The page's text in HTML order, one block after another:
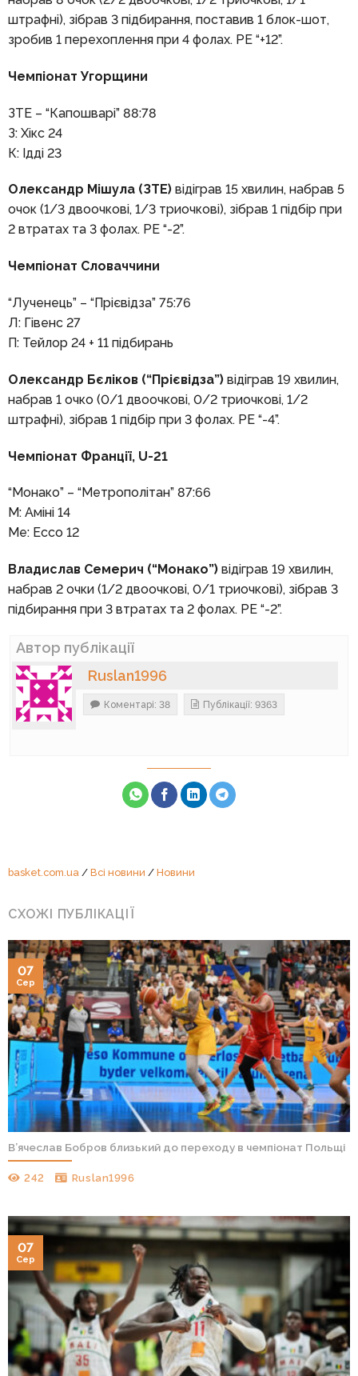
штрафні), зібрав 3 підбирання, поставив 1 блок-шот,
зробив 1 перехоплення при 4 фолах. РЕ “+12”.
Чемпіонат Угорщини
ЗТЕ – “Капошварі” 88:78
З: Хікс 24
К: Ідді 23
Олександр Мішула (ЗТЕ)відіграв 15 хвилин, набрав 5
очок (1/3 двоочкові, 1/3 триочкові), зібрав 1 підбір при
2 втратах та 3 фолах. РЕ “-2”.
Чемпіонат Словаччини
“Лученець” – “Прієвідза” 75:76
Л: Гівенс 27
П: Тейлор 24 + 11 підбирань
Олександр Бєліков (“Прієвідза”)відіграв 19 хвилин,
набрав 1 очко (0/1 двоочкові, 0/2 триочкові, 1/2
штрафні), зібрав 1 підбір при 3 фолах. РЕ “-4”.
Чемпіонат Франції, U-21
“Монако” – “Метрополітан” 87:66
М: Аміні 14
Ме: Ессо 12
Владислав Семерич (“Монако”)відіграв 19 хвилин,
набрав 2 очки (1/2 двоочкові, 0/1 триочкові), зібрав 3
підбирання при 3 втратах та 2 фолах. РЕ “-2”.
Автор публікації
Ruslan1996
Коментарі: 38 Публікації: 9363
basket.com.ua/ Всі новини / Новини
СХОЖІ ПУБЛІКАЦІЇ
В’ячеслав Бобров близький до переходу в чемпіонат Польщі
242 Ruslan1996
07
Сер
07
Сер